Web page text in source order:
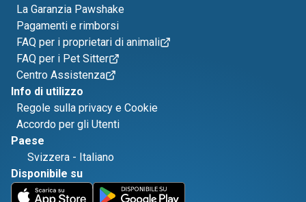
La Garanzia Pawshake
Pagamenti e rimborsi
FAQ per i proprietari di animali
FAQ per i Pet Sitter
Centro Assistenza
Info di utilizzo
Regole sulla privacy e Cookie
Accordo per gli Utenti
Paese
Svizzera - Italiano
Disponibile su